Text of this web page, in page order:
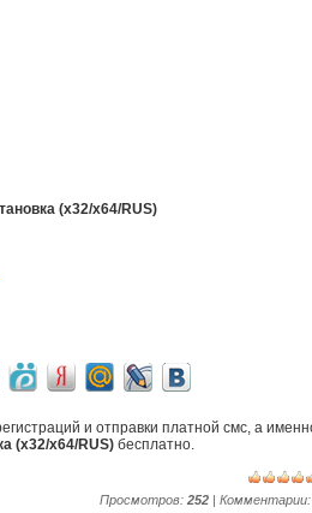
(x32/x64/RUS)
и отправки платной смс, а
(x32/x64/RUS)бесплатно.
Просмотров: 252 |